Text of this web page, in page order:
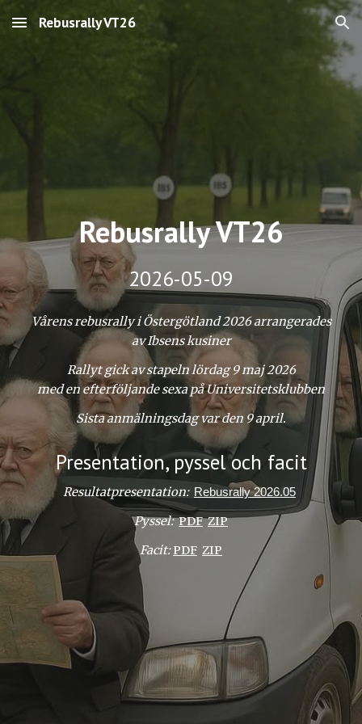
Skip to main content Skip to navigation
Rebusrally VT26
Rebusrally VT26
2026-05-09
Vårensrebusrally i Östergötland 2026 arrangerades
av Ibsens kusiner
Rallyt gick av stapeln lördag 9 maj 2026
med en efterföljande sexa på Universitetsklubben
Sista anmälningsdag var den 9 april.
Presentation, pyssel och facit
Resultatpresentation: Rebusrally 2026.05
Pyssel:PDF ZIP
Facit:PDF ZIP